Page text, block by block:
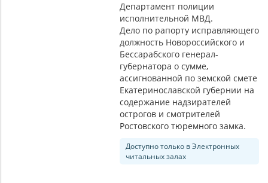
Департамент полиции
исполнительной МВД.
Дело по рапорту исправляющего
должность Новороссийского и
Бессарабского генерал-
губернатора о сумме,
ассигнованной по земской смете
Екатеринославской губернии на
содержание надзирателей
острогов и смотрителей
Ростовского тюремного замка.
Доступно только в Электронных
читальных залах